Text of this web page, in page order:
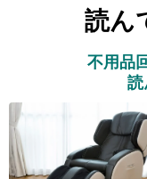
読ん
不用品
読